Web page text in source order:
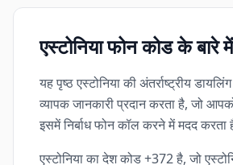
एस्टोनिया फोन कोड के बारे में
यह पृष्ठ एस्टोनिया की अंतर्राष्ट्रीय
व्यापक जानकारी प्रदान करता है, जो
इसमें निर्बाध फोन कॉल करने में मदद करता
एस्टोनिया का देश कोड +372 है, जो